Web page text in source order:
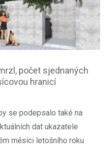
počet sjednaných
hranicí
se podepsalo také na
dat ukazatele
měsíci letošního roku